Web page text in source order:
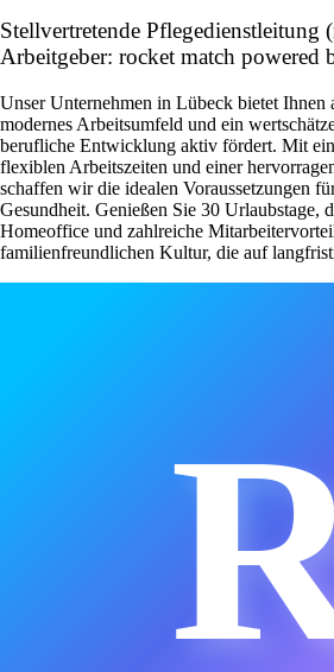
Stellvertretende Pflegedienstleitung
Arbeitgeber: rocket match
Unser Unternehmen in Lübeck bietet Ihnen
modernes Arbeitsumfeld und ein
berufliche Entwicklung aktiv fördert. Mit
flexiblen Arbeitszeiten und einer
schaffen wir die idealen Voraussetzungen
Gesundheit. Genießen Sie 30 Urlaubstage,
Homeoffice und zahlreiche
familienfreundlichen Kultur, die auf